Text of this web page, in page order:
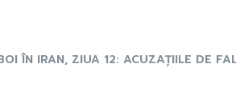
ÎN IRAN, ZIUA 12: ACUZAȚIILE DE